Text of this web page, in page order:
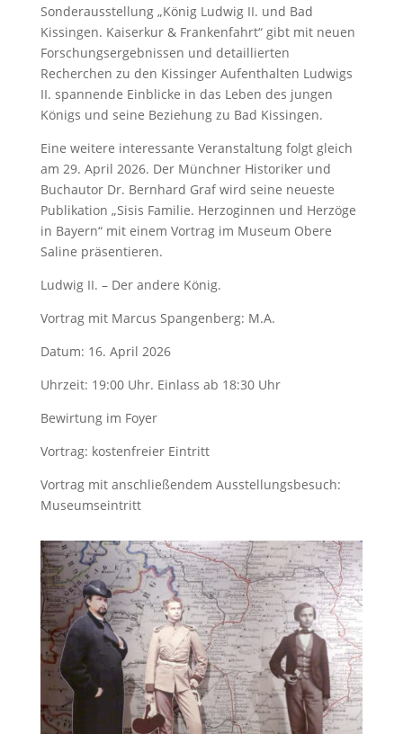
Sonderausstellung „König Ludwig II. und Bad
Kissingen. Kaiserkur & Frankenfahrt“ gibt mit neuen
Forschungsergebnissen und detaillierten
Recherchen zu den Kissinger Aufenthalten Ludwigs
II. spannende Einblicke in das Leben des jungen
Königs und seine Beziehung zu Bad Kissingen.
Eine weitere interessante Veranstaltung folgt gleich
am 29. April 2026. Der Münchner Historiker und
Buchautor Dr. Bernhard Graf wird seine neueste
Publikation „Sisis Familie. Herzoginnen und Herzöge
in Bayern“ mit einem Vortrag im Museum Obere
Saline präsentieren.
Ludwig II. – Der andere König.
Vortrag mit Marcus Spangenberg: M.A.
Datum: 16. April 2026
Uhrzeit: 19:00 Uhr. Einlass ab 18:30 Uhr
Bewirtung im Foyer
Vortrag: kostenfreier Eintritt
Vortrag mit anschließendem Ausstellungsbesuch:
Museumseintritt